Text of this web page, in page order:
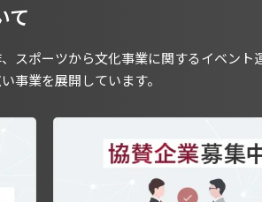
て
スポーツから文化事業に関するイベント
事業を展開しています。